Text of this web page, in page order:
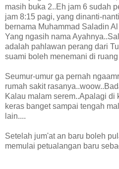
masih buka 2..Eh jam 6 sudah
jam 8:15 pagi, yang dinanti-
bernama Muhammad Saladin
Yang ngasih nama
adalah pahlawan perang dari
suami boleh menemani di
Seumur-umur ga pernah
rumah sakit
Kalau malam serem..Apalagi di
keras banget sampai tengah
lain....
Setelah jum'at an baru boleh
memulai petualangan baru